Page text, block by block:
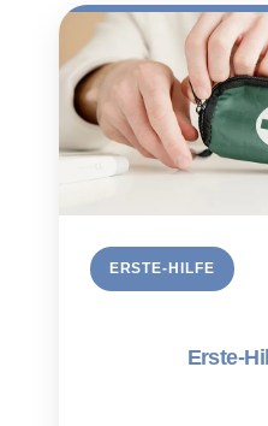
ERSTE-HILFE
Erste-